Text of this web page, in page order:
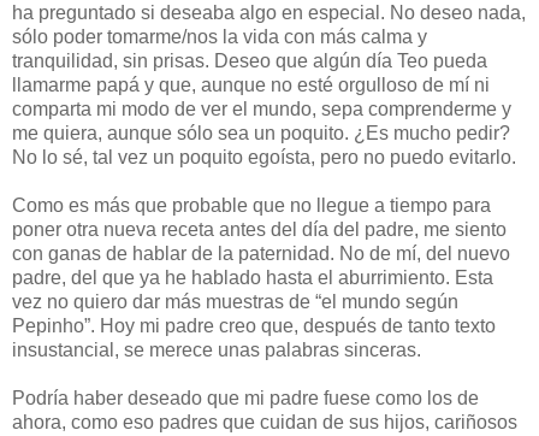
ha preguntado si deseaba algo en especial. No deseo nada,
sólo poder tomarme/nos la vida con más calma y
tranquilidad, sin prisas. Deseo que algún día Teo pueda
llamarme papá y que, aunque no esté orgulloso de mí ni
comparta mi modo de ver el mundo, sepa comprenderme y
me quiera, aunque sólo sea un poquito. ¿Es mucho pedir?
No lo sé, tal vez un poquito egoísta, pero no puedo evitarlo.
Como es más que probable que no llegue a tiempo para
poner otra nueva receta antes del día del padre, me siento
con ganas de hablar de la paternidad. No de mí, del nuevo
padre, del que ya he hablado hasta el aburrimiento. Esta
vez no quiero dar más muestras de “el mundo según
Pepinho”. Hoy mi padre creo que, después de tanto texto
insustancial, se merece unas palabras sinceras.
Podría haber deseado que mi padre fuese como los de
ahora, como eso padres que cuidan de sus hijos, cariñosos